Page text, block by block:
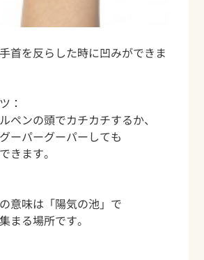
首を反らした時に凹みができま
：
ペンの頭でカチカチするか、
ーパーグーパーしても
きます。
意味は「陽気の池」で
まる場所です。